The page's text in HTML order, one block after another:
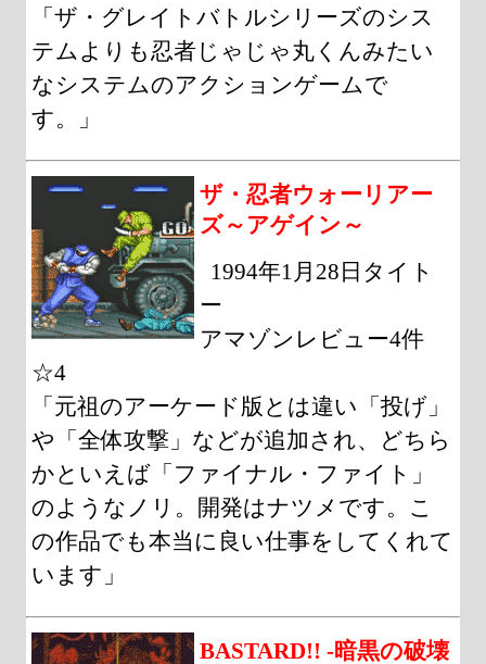
「ザ・グレイトバトルシリーズのシス
テムよりも忍者じゃじゃ丸くんみたい
なシステムのアクションゲームで
す。」
ザ・忍者ウォーリアー
ズ～アゲイン～
1994年1月28日タイト
ー
アマゾンレビュー4件
☆4
「元祖のアーケード版とは違い「投げ」
や「全体攻撃」などが追加され、どちら
かといえば「ファイナル・ファイト」
のようなノリ。開発はナツメです。こ
の作品でも本当に良い仕事をしてくれて
います」
BASTARD!! -暗黒の破壊